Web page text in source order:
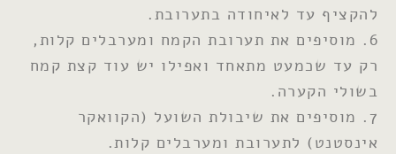
להקציף עד לאיחודה בתערובת.
6. מוסיפים את תערובת הקמח ומערבלים קלות,
רק עד שכמעט מתאחד ואפילו יש עוד קצת קמח
בשולי הקערה.
7. מוסיפים את שיבולת השועל (הקוואקר
אינסטנט) לתערובת ומערבלים קלות.